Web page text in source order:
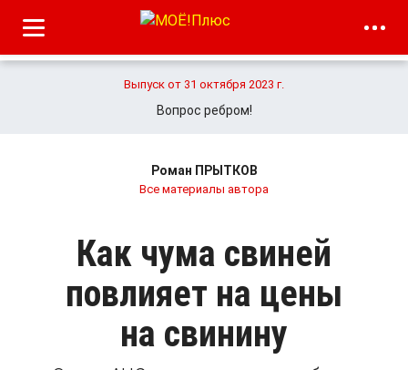
Выпуск от 31 октября 2023 г.
Вопрос ребром!
Роман ПРЫТКОВ
Все материалы автора
Как чума свиней
повлияет на цены
на свинину